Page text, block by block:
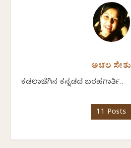
ಅಚಲ ಸೇತು
ಕಡಲಾಚೆಗಿನ ಕನ್ನಡದ ಬರಹಗಾರ್ತಿ..
11 Posts